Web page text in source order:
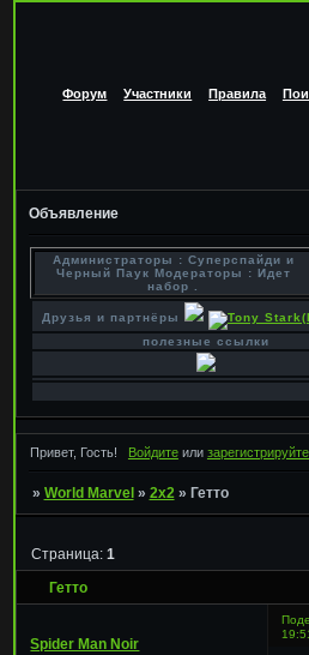
Форум Участники Правила
Объявление
Администраторы : Суперспайди и
Черный Паук Модераторы : Идет
набор .
Друзья и партнёры
полезные ссылки
Привет, Гость! Войдитеили
» World Marvel » 2х2 » Гетто
Гетто
Страница: 1
Spider Man Noir